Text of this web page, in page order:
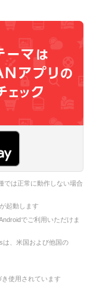
では正常に動作しない場合
起動します
でご利用いただけま
は、米国および他国の
使用されています